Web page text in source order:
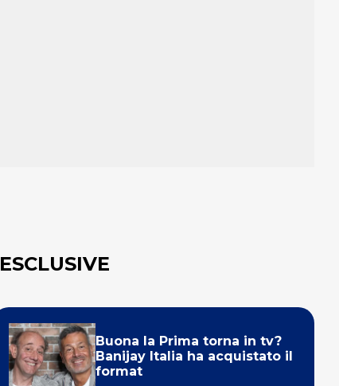
ESCLUSIVE
Buona la Prima torna in tv?
Banijay Italia ha acquistato il
format